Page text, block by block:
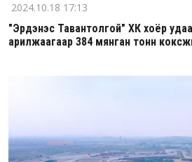
2024.10.18 17:13
"Эрдэнэс Тавантолгой" ХК хоёр
арилжаагаар 384 мянган тонн